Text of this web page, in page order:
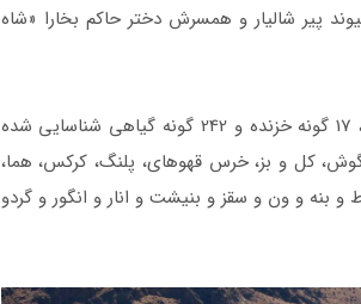
از سالروز پیوند پیر شالیار و همسرش دختر حاکم بخارا «شاه
تا امروز در اورامان تخت نزدیک به ‌117 گونه ‌پرنده،‌23 گونه‌ پستاندار،‌ 17 گونه ‌خزنده ‌و ‌242 گونه‌ گیاهي‌ شناسايي ‌شده
‌کل ‌و ‌بز، ‌خرس‌ قهوه­ای،‌ پلنگ،‌ کرکس، ‌هما،
و ون و سقز و بنیشت‌ و انار و انگور و گردو